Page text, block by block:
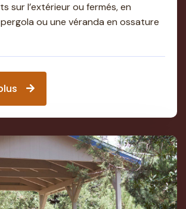
sur l’extérieur ou fermés, en
ou une véranda en ossature